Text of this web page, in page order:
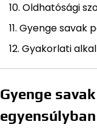
Oldhatósági
Gyenge savak
Gyakorlati
Gyenge
egyensúlyban